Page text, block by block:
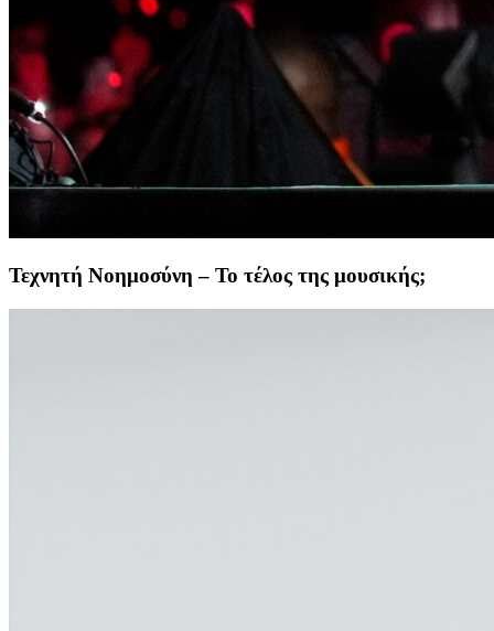
Τεχνητή Νοημοσύνη – Το τέλος της μουσικής;